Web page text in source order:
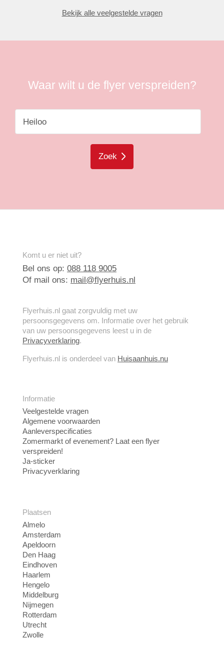
Bekijk alle veelgestelde vragen
Waar wilt u de flyer verspreiden?
Zoek
Komt u er niet uit?
Bel ons op: 088 118 9005
Of mail ons: mail@flyerhuis.nl
Flyerhuis.nl gaat zorgvuldig met uw
persoonsgegevens om. Informatie over het gebruik
van uw persoonsgegevens leest u in de
Privacyverklaring.
Flyerhuis.nl is onderdeel van Huisaanhuis.nu
Informatie
Veelgestelde vragen
Algemene voorwaarden
Aanleverspecificaties
Zomermarkt of evenement? Laat een flyer
verspreiden!
Ja-sticker
Privacyverklaring
Plaatsen
Almelo
Amsterdam
Apeldoorn
Den Haag
Eindhoven
Haarlem
Hengelo
Middelburg
Nijmegen
Rotterdam
Utrecht
Zwolle